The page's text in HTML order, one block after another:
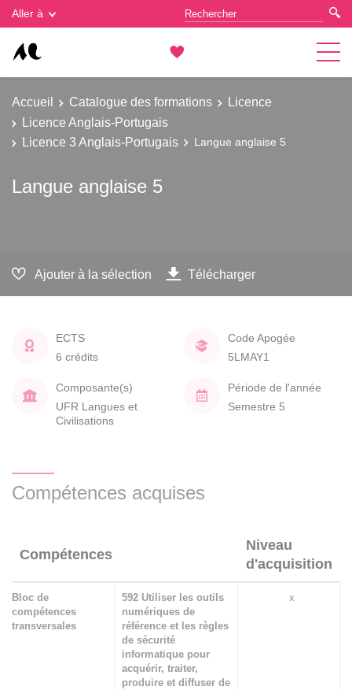
Aller à
Accueil Catalogue des formations
Licence
Licence Anglais-Portugais
Licence 3 Anglais-Portugais
Langue anglaise 5
Langue anglaise 5
Ajouter à la sélection Télécharger
ECTS
6 crédits
Code Apogée
5LMAY1
Composante(s)
UFR Langues et
Civilisations
Période de l'année
Semestre 5
Compétences acquises
Compétences
Niveau
d'acquisition
Bloc de
compétences
transversales
592 Utiliser les outils
numériques de
référence et les règles
de sécurité
informatique pour
acquérir, traiter,
produire et diffuser de
x
Gestion des cookies